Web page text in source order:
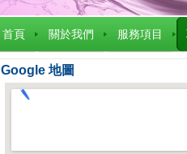
首頁 關於我們 服務項目
Google 地圖